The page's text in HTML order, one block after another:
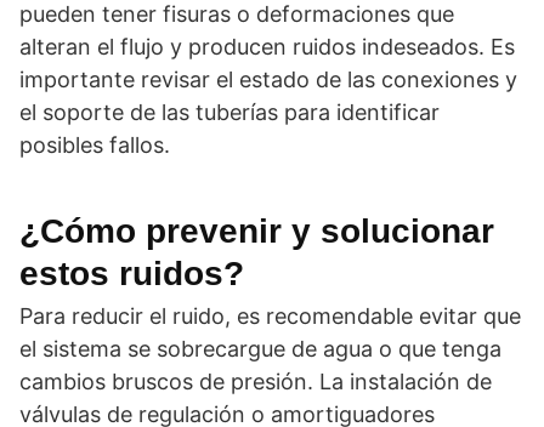
pueden tener fisuras o deformaciones que
alteran el flujo y producen ruidos indeseados. Es
importante revisar el estado de las conexiones y
el soporte de las tuberías para identificar
posibles fallos.
¿Cómo prevenir y solucionar
estos ruidos?
Para reducir el ruido, es recomendable evitar que
el sistema se sobrecargue de agua o que tenga
cambios bruscos de presión. La instalación de
válvulas de regulación o amortiguadores